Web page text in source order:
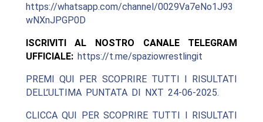
https://whatsapp.com/channel/0029Va7eNo1J93
wNXnJPGP0D
ISCRIVITI AL NOSTRO CANALE TELEGRAM
UFFICIALE: https://t.me/spaziowrestlingit
PREMI QUI PER SCOPRIRE TUTTI I RISULTATI
DELL’ULTIMA PUNTATA DI NXT 24-06-2025.
CLICCA QUI PER SCOPRIRE TUTTI I RISULTATI